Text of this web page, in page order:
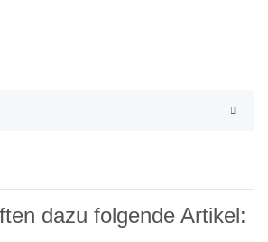
dazu folgende Artikel: